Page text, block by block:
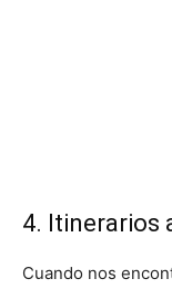
4. Itinerarios
Cuando nos